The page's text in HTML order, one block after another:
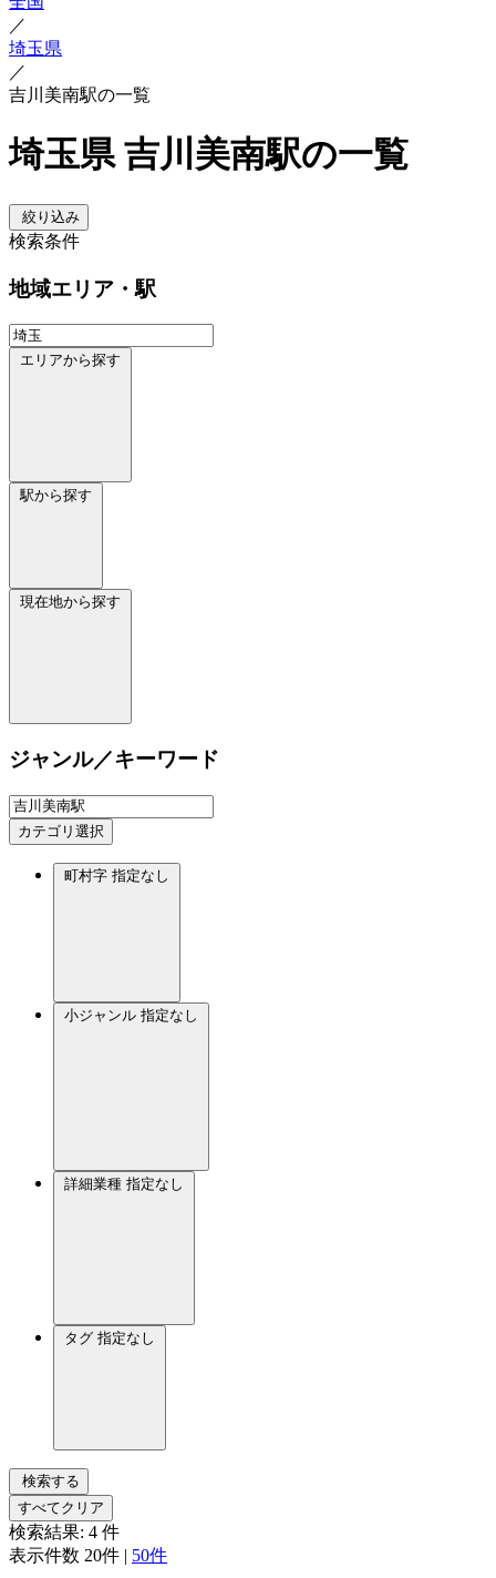
／
埼玉県
／
吉川美南駅の一覧
埼玉県 吉川美南駅の一覧
絞り込み
検索条件
地域エリア・駅
エリアから探す
駅から探す
現在地から探す
ジャンル／キーワード
カテゴリ選択
町村字 指定なし
小ジャンル 指定なし
詳細業種 指定なし
タグ 指定なし
検索する
すべてクリア
検索結果: 4 件
表示件数 20件 | 50件